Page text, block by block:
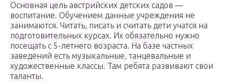
Основная цель австрийских детских садов —
воспитание. Обучением данные учреждения не
занимаются. Читать, писать и считать дети учатся на
подготовительных курсах. Их обязательно нужно
посещать с 5-летнего возраста. На базе частных
заведений есть музыкальные, танцевальные и
художественные классы. Там ребята развивают свои
таланты.